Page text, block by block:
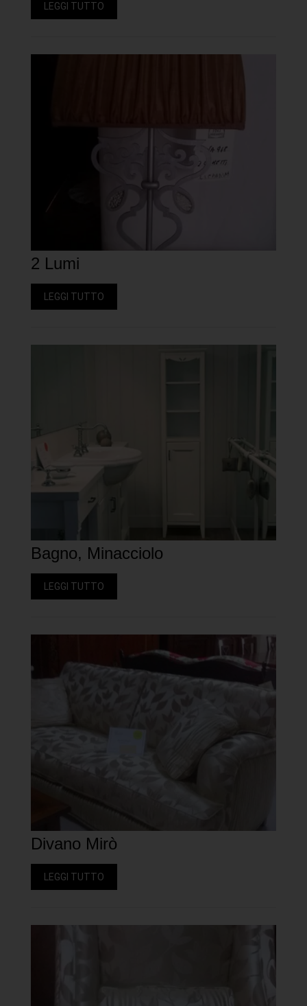
LEGGI TUTTO
2 Lumi
LEGGI TUTTO
Bagno, Minacciolo
LEGGI TUTTO
Divano Mirò
LEGGI TUTTO